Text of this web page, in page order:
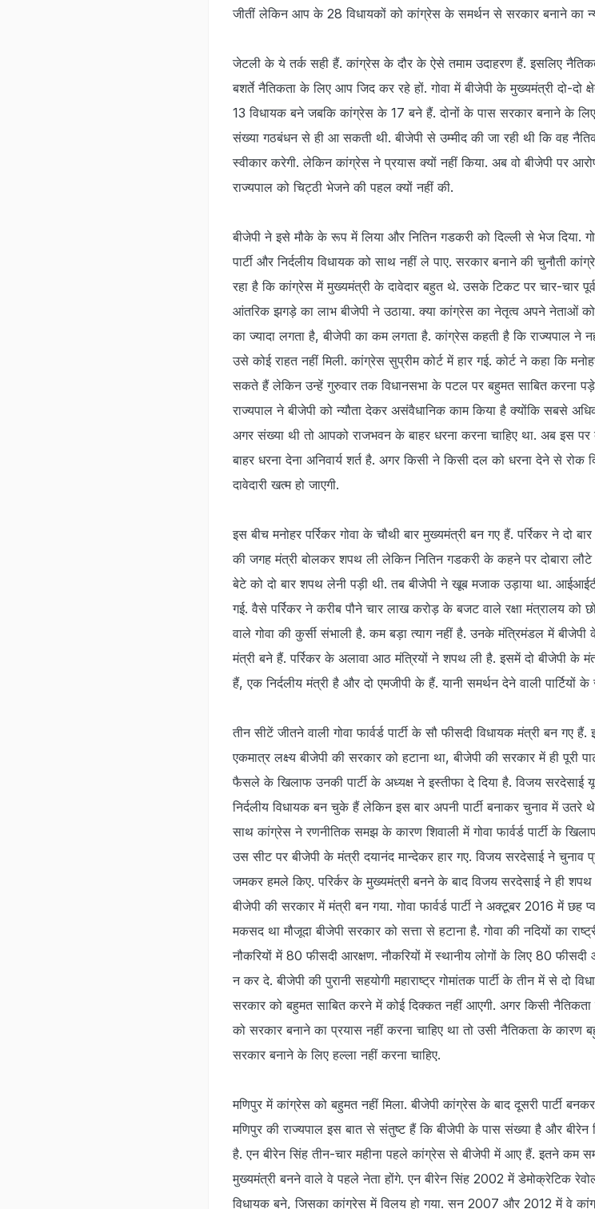
जीतीं लेकिन आप के 28 विधायकों को कांग्रेस के समर्थन से सरकार बनाने का
जेटली के ये तर्क सही हैं. कांग्रेस के दौर के ऐसे तमाम उदाहरण हैं. इसलिए
बशर्ते नैतिकता के लिए आप जिद कर रहे हों. गोवा में बीजेपी के मुख्यमंत्री दो-दो
13 विधायक बने जबकि कांग्रेस के 17 बने हैं. दोनों के पास सरकार बनाने के
संख्या गठबंधन से ही आ सकती थी. बीजेपी से उम्मीद की जा रही थी कि वह
स्वीकार करेगी. लेकिन कांग्रेस ने प्रयास क्यों नहीं किया. अब वो बीजेपी पर
राज्यपाल को चिट्ठी भेजने की पहल क्यों नहीं की.
बीजेपी ने इसे मौके के रूप में लिया और नितिन गडकरी को दिल्ली से भेज दिया.
पार्टी और निर्दलीय विधायक को साथ नहीं ले पाए. सरकार बनाने की चुनौती
रहा है कि कांग्रेस में मुख्यमंत्री के दावेदार बहुत थे. उसके टिकट पर चार-चार
आंतरिक झगड़े का लाभ बीजेपी ने उठाया. क्या कांग्रेस का नेतृत्व अपने नेताओं
का ज्यादा लगता है, बीजेपी का कम लगता है. कांग्रेस कहती है कि राज्यपाल ने
उसे कोई राहत नहीं मिली. कांग्रेस सुप्रीम कोर्ट में हार गई. कोर्ट ने कहा कि
सकते हैं लेकिन उन्हें गुरुवार तक विधानसभा के पटल पर बहुमत साबित करना
राज्यपाल ने बीजेपी को न्यौता देकर असंवैधानिक काम किया है क्योंकि सबसे
अगर संख्या थी तो आपको राजभवन के बाहर धरना करना चाहिए था. अब इस
बाहर धरना देना अनिवार्य शर्त है. अगर किसी ने किसी दल को धरना देने से रोक
दावेदारी खत्म हो जाएगी.
इस बीच मनोहर पर्रिकर गोवा के चौथी बार मुख्यमंत्री बन गए हैं. पर्रिकर ने दो
की जगह मंत्री बोलकर शपथ ली लेकिन नितिन गडकरी के कहने पर दोबारा
बेटे को दो बार शपथ लेनी पड़ी थी. तब बीजेपी ने खूब मजाक उड़ाया था.
गई. वैसे पर्रिकर ने करीब पौने चार लाख करोड़ के बजट वाले रक्षा मंत्रालय को
वाले गोवा की कुर्सी संभाली है. कम बड़ा त्याग नहीं है. उनके मंत्रिमंडल में
मंत्री बने हैं. पर्रिकर के अलावा आठ मंत्रियों ने शपथ ली है. इसमें दो बीजेपी के
हैं, एक निर्दलीय मंत्री है और दो एमजीपी के हैं. यानी समर्थन देने वाली पार्टियों
तीन सीटें जीतने वाली गोवा फार्वर्ड पार्टी के सौ फीसदी विधायक मंत्री बन गए
एकमात्र लक्ष्य बीजेपी की सरकार को हटाना था, बीजेपी की सरकार में ही पूरी
फैसले के खिलाफ उनकी पार्टी के अध्यक्ष ने इस्तीफा दे दिया है. विजय
निर्दलीय विधायक बन चुके हैं लेकिन इस बार अपनी पार्टी बनाकर चुनाव में
साथ कांग्रेस ने रणनीतिक समझ के कारण शिवाली में गोवा फार्वर्ड पार्टी के
उस सीट पर बीजेपी के मंत्री दयानंद मान्देकर हार गए. विजय सरदेसाई ने चुनाव
जमकर हमले किए. परिर्कर के मुख्यमंत्री बनने के बाद विजय सरदेसाई ने ही शपथ
बीजेपी की सरकार में मंत्री बन गया. गोवा फार्वर्ड पार्टी ने अक्टूबर 2016 में छह
मकसद था मौजूदा बीजेपी सरकार को सत्ता से हटाना है. गोवा की नदियों का
नौकरियों में 80 फीसदी आरक्षण. नौकरियों में स्थानीय लोगों के लिए 80 फीसदी
न कर दे. बीजेपी की पुरानी सहयोगी महाराष्ट्र गोमांतक पार्टी के तीन में से दो
सरकार को बहुमत साबित करने में कोई दिक्कत नहीं आएगी. अगर किसी नैतिकता
को सरकार बनाने का प्रयास नहीं करना चाहिए था तो उसी नैतिकता के कारण
सरकार बनाने के लिए हल्ला नहीं करना चाहिए.
मणिपुर में कांग्रेस को बहुमत नहीं मिला. बीजेपी कांग्रेस के बाद दूसरी पार्टी
मणिपुर की राज्यपाल इस बात से संतुष्ट हैं कि बीजेपी के पास संख्या है और बीरेन
है. एन बीरेन सिंह तीन-चार महीना पहले कांग्रेस से बीजेपी में आए हैं. इतने कम
मुख्यमंत्री बनने वाले वे पहले नेता होंगे. एन बीरेन सिंह 2002 में डेमोक्रेटिक
विधायक बने, जिसका कांग्रेस में विलय हो गया. सन 2007 और 2012 में वे